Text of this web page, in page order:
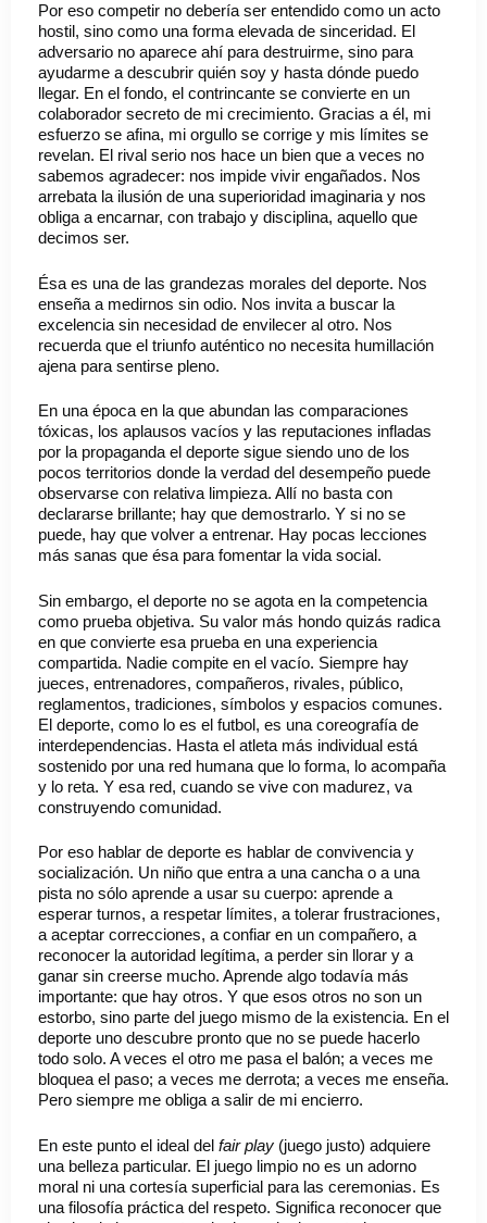
Por eso competir no debería ser entendido como un acto
hostil, sino como una forma elevada de sinceridad. El
adversario no aparece ahí para destruirme, sino para
ayudarme a descubrir quién soy y hasta dónde puedo
llegar. En el fondo, el contrincante se convierte en un
colaborador secreto de mi crecimiento. Gracias a él, mi
esfuerzo se afina, mi orgullo se corrige y mis límites se
revelan. El rival serio nos hace un bien que a veces no
sabemos agradecer: nos impide vivir engañados. Nos
arrebata la ilusión de una superioridad imaginaria y nos
obliga a encarnar, con trabajo y disciplina, aquello que
decimos ser.
Ésa es una de las grandezas morales del deporte. Nos
enseña a medirnos sin odio. Nos invita a buscar la
excelencia sin necesidad de envilecer al otro. Nos
recuerda que el triunfo auténtico no necesita humillación
ajena para sentirse pleno.
En una época en la que abundan las comparaciones
tóxicas, los aplausos vacíos y las reputaciones infladas
por la propaganda el deporte sigue siendo uno de los
pocos territorios donde la verdad del desempeño puede
observarse con relativa limpieza. Allí no basta con
declararse brillante; hay que demostrarlo. Y si no se
puede, hay que volver a entrenar. Hay pocas lecciones
más sanas que ésa para fomentar la vida social.
Sin embargo, el deporte no se agota en la competencia
como prueba objetiva. Su valor más hondo quizás radica
en que convierte esa prueba en una experiencia
compartida. Nadie compite en el vacío. Siempre hay
jueces, entrenadores, compañeros, rivales, público,
reglamentos, tradiciones, símbolos y espacios comunes.
El deporte, como lo es el futbol, es una coreografía de
interdependencias. Hasta el atleta más individual está
sostenido por una red humana que lo forma, lo acompaña
y lo reta. Y esa red, cuando se vive con madurez, va
construyendo comunidad.
Por eso hablar de deporte es hablar de convivencia y
socialización. Un niño que entra a una cancha o a una
pista no sólo aprende a usar su cuerpo: aprende a
esperar turnos, a respetar límites, a tolerar frustraciones,
a aceptar correcciones, a confiar en un compañero, a
reconocer la autoridad legítima, a perder sin llorar y a
ganar sin creerse mucho. Aprende algo todavía más
importante: que hay otros. Y que esos otros no son un
estorbo, sino parte del juego mismo de la existencia. En el
deporte uno descubre pronto que no se puede hacerlo
todo solo. A veces el otro me pasa el balón; a veces me
bloquea el paso; a veces me derrota; a veces me enseña.
Pero siempre me obliga a salir de mi encierro.
En este punto el ideal del fair play (juego justo) adquiere
una belleza particular. El juego limpio no es un adorno
moral ni una cortesía superficial para las ceremonias. Es
una filosofía práctica del respeto. Significa reconocer que